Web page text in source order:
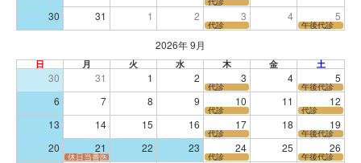
30 31 1 2 3 4 5
代診 午後代診
2026年 9月
日 月 火 水 木 金 土
30 31 1 2 3 4 5
代診 午後代診
6 7 8 9 10 11 12
代診 代診
13 14 15 16 17 18 19
代診 午後代診
20 21 22 23 24 25 26
休日当番医 代診 午後代診